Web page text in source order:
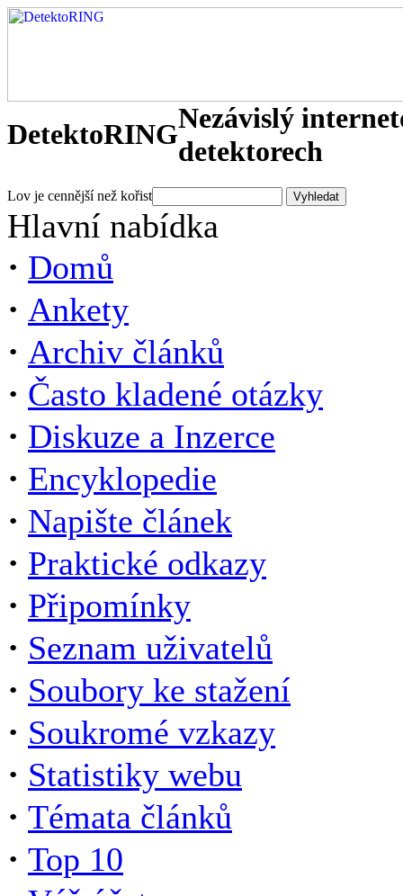
DetektoRINGNezávislý
detektorech
Lov je cennější než kořist
Hlavní nabídka
· Domů
· Ankety
· Archiv článků
· Často kladené otázky
· Diskuze a Inzerce
· Encyklopedie
· Napište článek
· Praktické odkazy
· Připomínky
· Seznam uživatelů
· Soubory ke stažení
· Soukromé vzkazy
· Statistiky webu
· Témata článků
· Top 10